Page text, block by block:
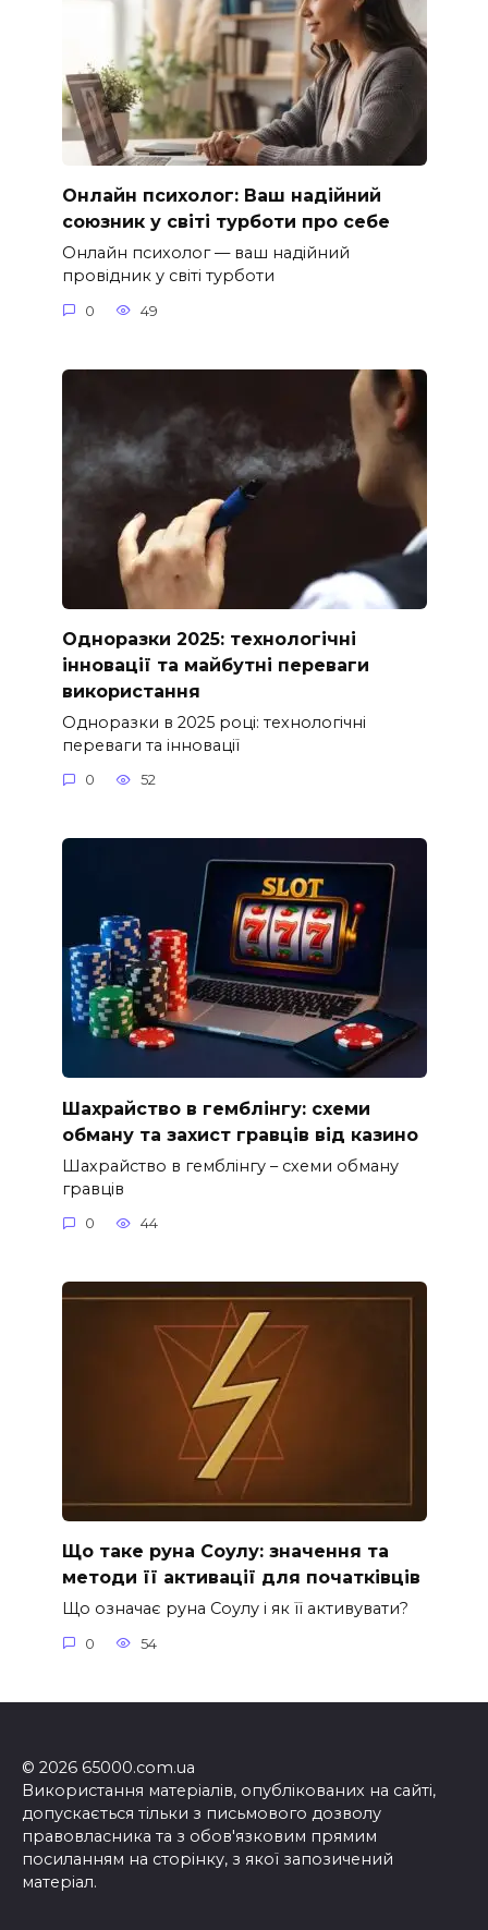
Онлайн психолог: Ваш надійний
союзник у світі турботи про себе
Онлайн психолог — ваш надійний
провідник у світі турботи
0 49
Одноразки 2025: технологічні
інновації та майбутні переваги
використання
Одноразки в 2025 році: технологічні
переваги та інновації
0 52
Шахрайство в гемблінгу: схеми
обману та захист гравців від казино
Шахрайство в гемблінгу – схеми обману
гравців
0 44
Що таке руна Соулу: значення та
методи її активації для початківців
Що означає руна Соулу і як її активувати?
0 54
© 2026 65000.com.ua
Використання матеріалів, опублікованих на сайті,
допускається тільки з письмового дозволу
правовласника та з обов'язковим прямим
посиланням на сторінку, з якої запозичений
матеріал.